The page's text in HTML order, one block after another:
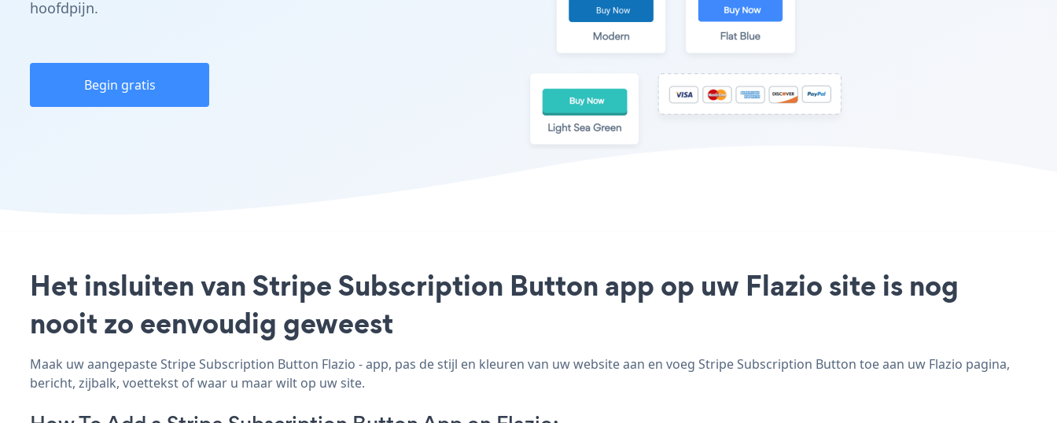
hoofdpijn.
Begin gratis
Het insluiten van Stripe Subscription Button app op uw Flazio site is nog
nooit zo eenvoudig geweest
Maak uw aangepaste Stripe Subscription Button Flazio - app, pas de stijl en kleuren van uw website aan en voeg Stripe Subscription Button toe aan uw Flazio pagina,
bericht, zijbalk, voettekst of waar u maar wilt op uw site.